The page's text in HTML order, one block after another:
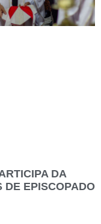
DA
DE EPISCOPADO